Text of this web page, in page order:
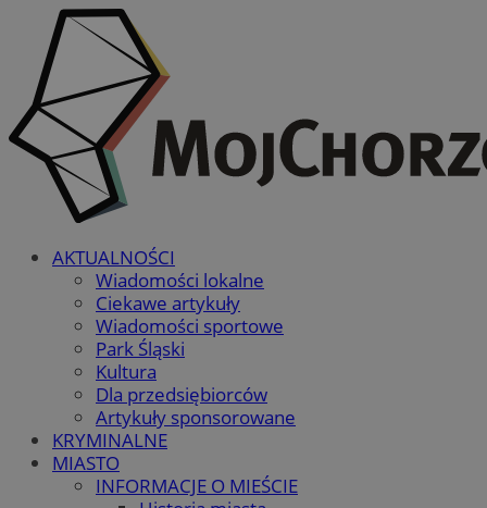
AKTUALNOŚCI
Wiadomości lokalne
Ciekawe artykuły
Wiadomości sportowe
Park Śląski
Kultura
Dla przedsiębiorców
Artykuły sponsorowane
KRYMINALNE
MIASTO
INFORMACJE O MIEŚCIE